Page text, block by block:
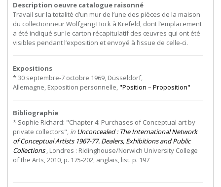
Description oeuvre catalogue raisonné
Travail sur la totalité d’un mur de l’une des pièces de la maison
du collectionneur Wolfgang Hock à Krefeld, dont l’emplacement
a été indiqué sur le carton récapitulatif des œuvres qui ont été
visibles pendant l’exposition et envoyé à l’issue de celle-ci.
Expositions
*30 septembre-7 octobre 1969, Düsseldorf,
Allemagne, Exposition personnelle, "Position – Proposition"
Bibliographie
* Sophie Richard: "Chapter 4: Purchases of Conceptual art by
private collectors", in Unconcealed : The International Network
of Conceptual Artists 1967-77. Dealers, Exhibitions and Public
Collections, Londres : Ridinghouse/Norwich University College
of the Arts, 2010, p. 175-202, anglais, list. p. 197